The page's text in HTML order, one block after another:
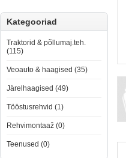
Kategooriad
Traktorid & põllumaj.teh.
(115)
Veoauto & haagised (35)
Järelhaagised (49)
Tööstusrehvid (1)
Rehvimontaaž (0)
Teenused (0)